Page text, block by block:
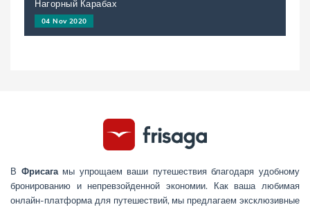
Нагорный Карабах
04 Nov 2020
В Фрисагамы упрощаем ваши путешествия благодаря удобному
бронированию и непревзойденной экономии. Как ваша любимая
онлайн-платформа для путешествий, мы предлагаем эксклюзивные